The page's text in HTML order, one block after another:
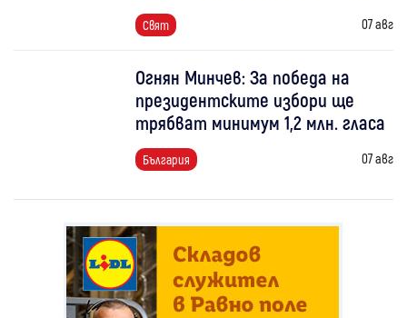
Свят 07 авг
Огнян Минчев: За победа на
президентските избори ще
трябват минимум 1,2 млн. гласа
България 07 авг